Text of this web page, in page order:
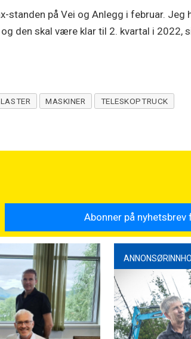
standen på Vei og Anlegg i februar. Jeg
den skal være klar til 2. kvartal i 2022,
MASKINER TELESKOPTRUCK